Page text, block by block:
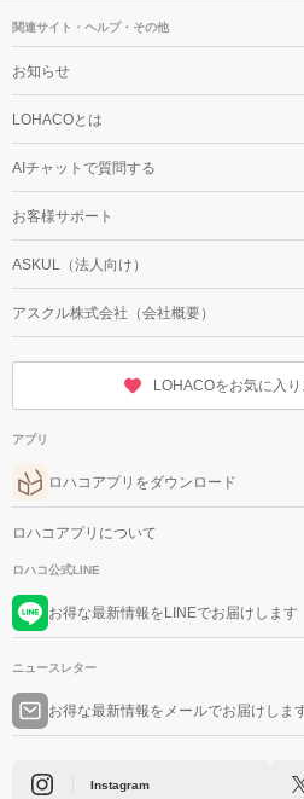
関連サイト・ヘルプ・その他
お知らせ
LOHACOとは
AIチャットで質問する
お客様サポート
ASKUL（法人向け）
アスクル株式会社（会社概要）
LOHACOをお気に入
アプリ
ロハコアプリをダウンロード
ロハコアプリについて
ロハコ公式LINE
お得な最新情報をLINEでお届けします
ニュースレター
お得な最新情報をメールでお届けしま
Instagram